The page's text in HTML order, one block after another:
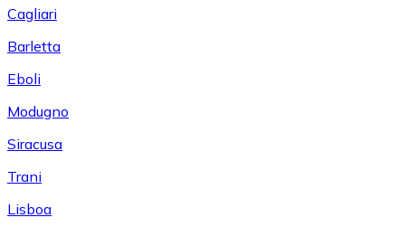
Cagliari
Barletta
Eboli
Modugno
Siracusa
Trani
Lisboa